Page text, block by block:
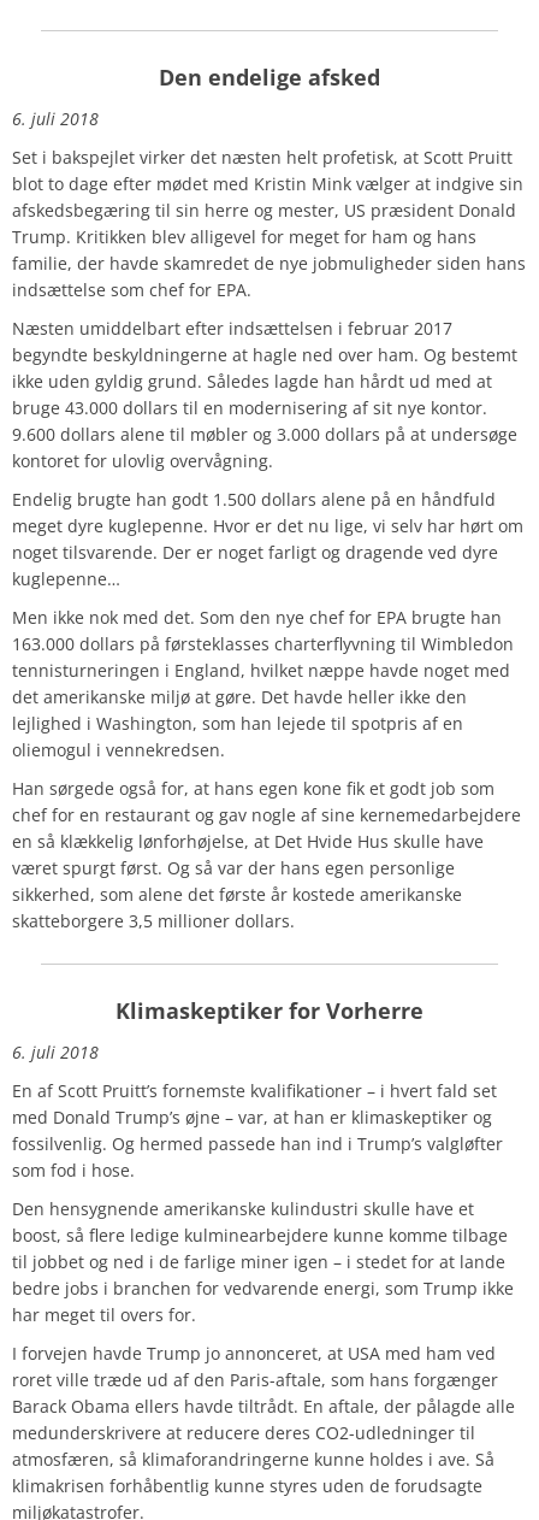
Den endelige afsked
6. juli 2018
Set i bakspejlet virker det næsten helt profetisk, at Scott Pruitt
blot to dage efter mødet med Kristin Mink vælger at indgive sin
afskedsbegæring til sin herre og mester, US præsident Donald
Trump. Kritikken blev alligevel for meget for ham og hans
familie, der havde skamredet de nye jobmuligheder siden hans
indsættelse som chef for EPA.
Næsten umiddelbart efter indsættelsen i februar 2017
begyndte beskyldningerne at hagle ned over ham. Og bestemt
ikke uden gyldig grund. Således lagde han hårdt ud med at
bruge 43.000 dollars til en modernisering af sit nye kontor.
9.600 dollars alene til møbler og 3.000 dollars på at undersøge
kontoret for ulovlig overvågning.
Endelig brugte han godt 1.500 dollars alene på en håndfuld
meget dyre kuglepenne. Hvor er det nu lige, vi selv har hørt om
noget tilsvarende. Der er noget farligt og dragende ved dyre
kuglepenne…
Men ikke nok med det. Som den nye chef for EPA brugte han
163.000 dollars på førsteklasses charterflyvning til Wimbledon
tennisturneringen i England, hvilket næppe havde noget med
det amerikanske miljø at gøre. Det havde heller ikke den
lejlighed i Washington, som han lejede til spotpris af en
oliemogul i vennekredsen.
Han sørgede også for, at hans egen kone fik et godt job som
chef for en restaurant og gav nogle af sine kernemedarbejdere
en så klækkelig lønforhøjelse, at Det Hvide Hus skulle have
været spurgt først. Og så var der hans egen personlige
sikkerhed, som alene det første år kostede amerikanske
skatteborgere 3,5 millioner dollars.
Klimaskeptiker for Vorherre
6. juli 2018
En af Scott Pruitt’s fornemste kvalifikationer – i hvert fald set
med Donald Trump’s øjne – var, at han er klimaskeptiker og
fossilvenlig. Og hermed passede han ind i Trump’s valgløfter
som fod i hose.
Den hensygnende amerikanske kulindustri skulle have et
boost, så flere ledige kulminearbejdere kunne komme tilbage
til jobbet og ned i de farlige miner igen – i stedet for at lande
bedre jobs i branchen for vedvarende energi, som Trump ikke
har meget til overs for.
I forvejen havde Trump jo annonceret, at USA med ham ved
roret ville træde ud af den Paris-aftale, som hans forgænger
Barack Obama ellers havde tiltrådt. En aftale, der pålagde alle
medunderskrivere at reducere deres CO2-udledninger til
atmosfæren, så klimaforandringerne kunne holdes i ave. Så
klimakrisen forhåbentlig kunne styres uden de forudsagte
miljøkatastrofer.